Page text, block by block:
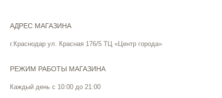
АДРЕС МАГАЗИНА
г.Краснодар ул. Красная 176/5 ТЦ «Центр города»
РЕЖИМ РАБОТЫ МАГАЗИНА
Каждый день с 10:00 до 21:00